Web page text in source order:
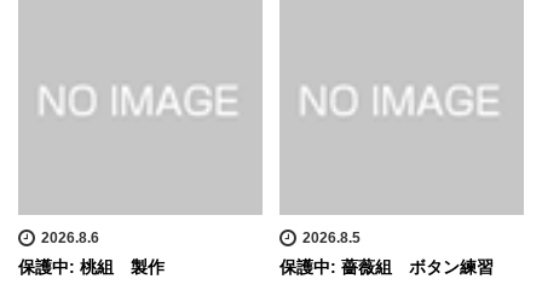
2026.8.6
保護中: 桃組 製作
2026.8.5
保護中: 薔薇組 ボタン練習